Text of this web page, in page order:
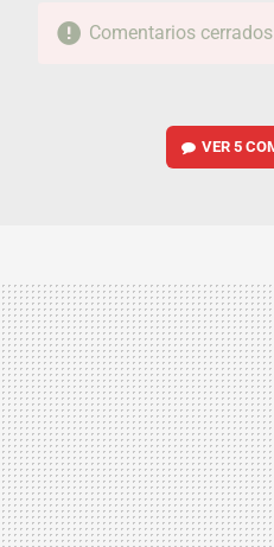
Comentarios cerrados
VER5